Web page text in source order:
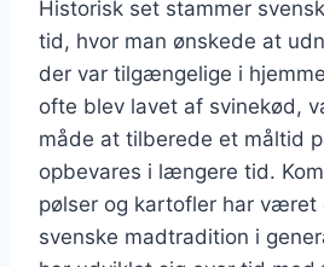
Historisk set stammer
tid, hvor man ønskede at
der var tilgængelige i
ofte blev lavet af svinekød,
måde at tilberede et måltid
opbevares i længere tid.
pølser og kartofler har været
svenske madtradition i